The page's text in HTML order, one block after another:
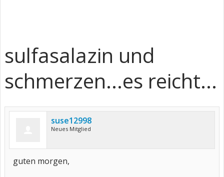
sulfasalazin und
schmerzen...es reicht...
suse12998
Neues Mitglied
guten morgen,